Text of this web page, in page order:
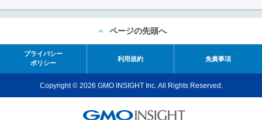
ページの先頭へ
プライバシー
ポリシー
利用規約 免責事項
Copyright © 2026 GMO INSIGHT Inc. All Rights Reserved.